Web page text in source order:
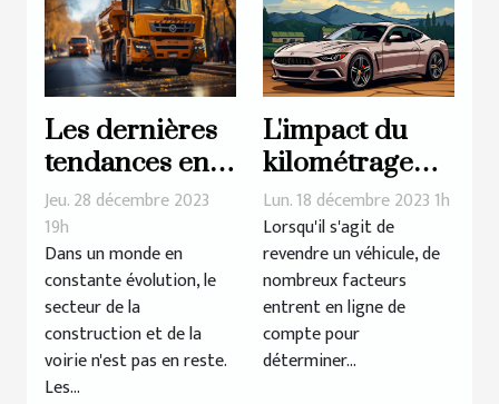
Les dernières
tendances en
matière de
matériaux et
équipements
pour la
construction et
la voirie
Jeu. 28 décembre 2023
19h
Dans un monde en
constante évolution, le
secteur de la
construction et de la
voirie n'est pas en reste.
Les...
L'impact du
kilométrage
sur le prix de
rachat d'une
voiture
Lun. 18 décembre 2023 1h
Lorsqu'il s'agit de
revendre un véhicule, de
nombreux facteurs
entrent en ligne de
compte pour
déterminer...